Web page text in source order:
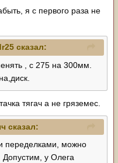
я с первого раза не
сказал:
, с 275 на 300мм.
тягач а не гряземес.
сказал:
переделками, можно
у Олега